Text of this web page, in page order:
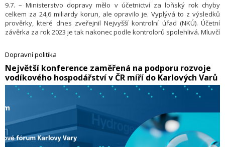
9.7. – Ministerstvo dopravy mělo v účetnictví za loňský rok chyby
celkem za 24,6 miliardy korun, ale opravilo je. Vyplývá to z výsledků
prověrky, které dnes zveřejnil Nejvyšší kontrolní úřad (NKÚ). Účetní
závěrka za rok 2023 je tak nakonec podle kontrolorů spolehlivá. Mluvčí
do položek rozvahy a výkazu zisku a ztráty a na hospodaření
s penězi. Některým chybám se podle NKÚ dalo předejít, pokud by
ministerstvo zavedlo opatření doporučená po předchozí prověrce
kontrolního úřadu.
Dopravní politika
​Největší konference zaměřená na podporu rozvoje
vodíkového hospodářství v ČR míří do Karlových Varů